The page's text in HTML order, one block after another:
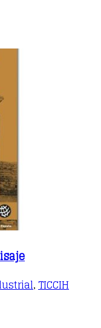
, TICCIH